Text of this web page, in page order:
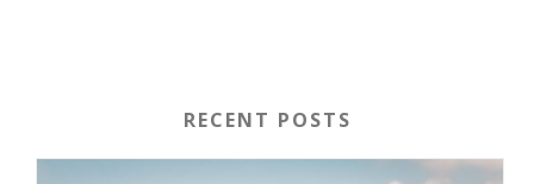
RECENT POSTS